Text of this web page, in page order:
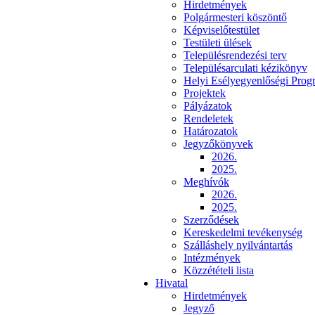
Hirdetmények
Polgármesteri köszöntő
Képviselőtestület
Testületi ülések
Településrendezési terv
Településarculati kézikönyv
Helyi Esélyegyenlőségi
Projektek
Pályázatok
Rendeletek
Határozatok
Jegyzőkönyvek
2026.
2025.
Meghívók
2026.
2025.
Szerződések
Kereskedelmi tevékenység
Szálláshely nyilvántartás
Intézmények
Közzétételi lista
Hivatal
Hirdetmények
Jegyző